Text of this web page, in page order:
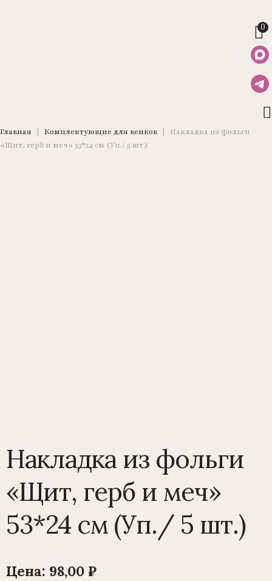
0
Главная | Комплектующие для венков |
Накладка из фольги
«Щит, герб и меч» 53*24 см (Уп./ 5 шт.)
Накладка из фольги
«Щит, герб и меч»
53*24 см (Уп./ 5 шт.)
Цена: 98,00 ₽